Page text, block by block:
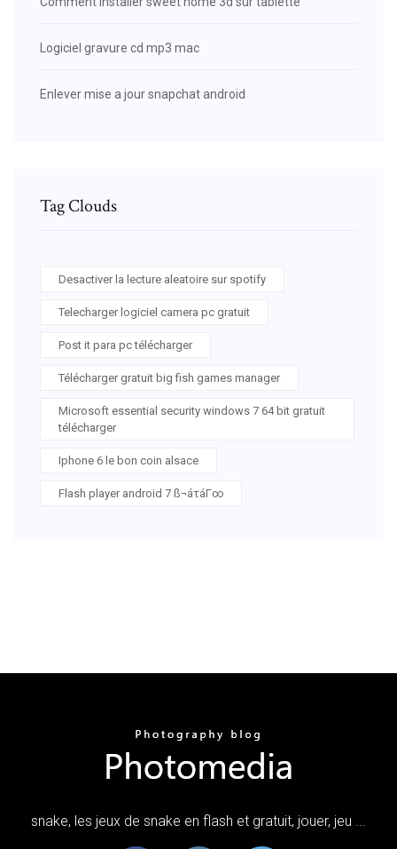
Logiciel gravure cd mp3 mac
Enlever mise a jour snapchat android
Tag Clouds
Desactiver la lecture aleatoire sur spotify
Telecharger logiciel camera pc gratuit
Post it para pc télécharger
Télécharger gratuit big fish games manager
Microsoft essential security windows 7 64 bit gratuit
télécharger
Iphone 6 le bon coin alsace
Flash player android 7 ß¬áτáΓ∞
snake, les jeux de snake en flash et gratuit, jouer, jeu ...